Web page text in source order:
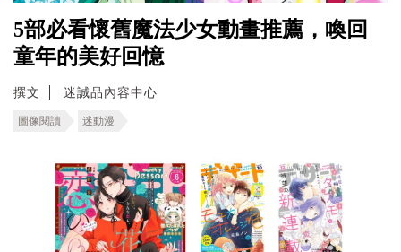
5部必看懷舊魔法少女動畫推薦，喚回
童年的美好回憶
撰文 迷誠品內容中心
圖像閱讀 迷動漫